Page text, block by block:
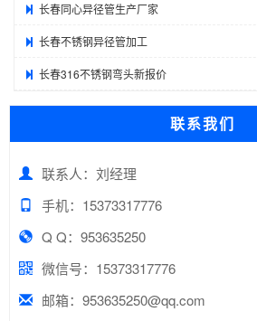
长春同心异径管生产厂家
长春不锈钢异径管加工
长春316不锈钢弯头新报价
联系我们
联系人：刘经理
手机：15373317776
Q Q：953635250
微信号：15373317776
邮箱：953635250@qq.com